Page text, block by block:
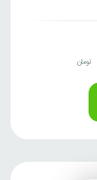
تومان